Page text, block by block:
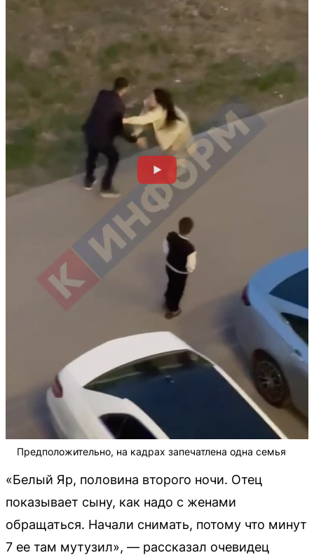
Предположительно, на кадрах запечатлена одна семья
«Белый Яр, половина второго ночи. Отец
показывает сыну, как надо с женами
обращаться. Начали снимать, потому что минут
7 ее там мутузил», — рассказал очевидец